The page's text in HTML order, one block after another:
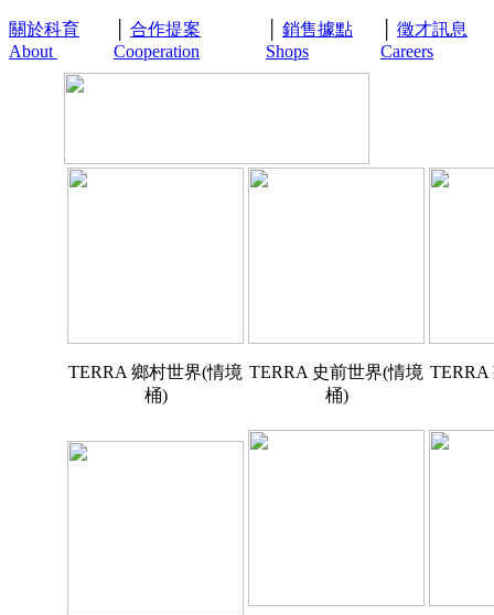
關於科育
About
合作提案
Cooperation
銷售據點
Shops
徵才訊息
Careers
TERRA 鄉村世界(情境
桶)
TERRA 史前世界(情境
桶)
TERRA